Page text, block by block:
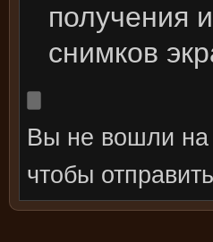
получения
снимков
Вы не вошли на
чтобы